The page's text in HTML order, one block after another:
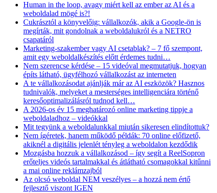
Human in the loop, avagy miért kell az ember az AI és a
weboldalad mögé is?!
Cukrásztól a könyvelőig: vállalkozók, akik a Google-ön is
megírták, mit gondolnak a weboldalukról és a NETRO
csapatáról
Marketing-szakember vagy AI csetablak? – 7 fő szempont,
amit egy weboldalkészítés előtt érdemes tudni…
Nem szerencse kérdése – 15 videóval megmutatjuk, hogyan
építs látható, ügyfélhozó vállalkozást az interneten
A te vállalkozásodat ajánlják már az AI eszközök? Hasznos
tudnivalók, melyeket a mesterséges intelligenciára történő
keresőoptimalizálásról tudnod kell…
A 2026-os év 15 meghatározó online marketing tippje a
weboldaladhoz – videókkal
Mit tegyünk a weboldalunkkal miután sikeresen elindítottuk?
Nem ígéretek, hanem működő példák: 70 online előfizető,
akiknél a digitális jelenlét tényleg a weboldalon kezdődik
Mozgásba hozzuk a vállalkozásod – így segít a ReelSopron
erőteljes videós tartalmakkal és átlátható csomagokkal kitűnni
a mai online reklámzajból
Az olcsó weboldal NEM veszélyes – a hozzá nem értő
fejlesztő viszont IGEN